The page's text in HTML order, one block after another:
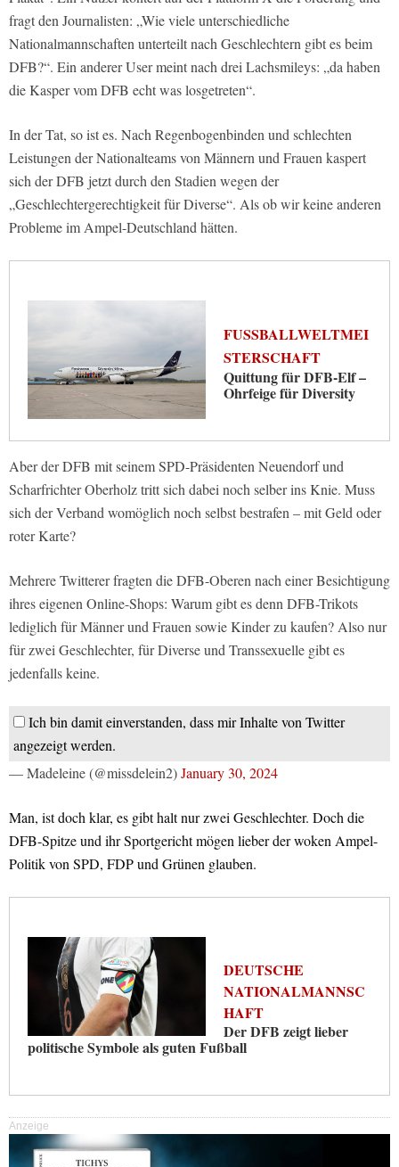
fragt den Journalisten: „Wie viele unterschiedliche
Nationalmannschaften unterteilt nach Geschlechtern gibt es beim
DFB?“. Ein anderer User meint nach drei Lachsmileys: „da haben
die Kasper vom DFB echt was losgetreten“.
In der Tat, so ist es. Nach Regenbogenbinden und schlechten
Leistungen der Nationalteams von Männern und Frauen kaspert
sich der DFB jetzt durch den Stadien wegen der
„Geschlechtergerechtigkeit für Diverse“. Als ob wir keine anderen
Probleme im Ampel-Deutschland hätten.
FUSSBALLWELTMEIS
TERSCHAFT
Quittung für DFB-Elf –
Ohrfeige für Diversity
Aber der DFB mit seinem SPD-Präsidenten Neuendorf und
Scharfrichter Oberholz tritt sich dabei noch selber ins Knie. Muss
sich der Verband womöglich noch selbst bestrafen – mit Geld oder
roter Karte?
Mehrere Twitterer fragten die DFB-Oberen nach einer Besichtigung
ihres eigenen Online-Shops: Warum gibt es denn DFB-Trikots
lediglich für Männer und Frauen sowie Kinder zu kaufen? Also nur
für zwei Geschlechter, für Diverse und Transsexuelle gibt es
jedenfalls keine.
Ich bin damit einverstanden, dass mir Inhalte von Twitter
angezeigt werden.
— Madeleine (@missdelein2)January 30, 2024
Man, ist doch klar, es gibt halt nur zwei Geschlechter. Doch die
DFB-Spitze und ihr Sportgericht mögen lieber der woken Ampel-
Politik von SPD, FDP und Grünen glauben.
DEUTSCHE
NATIONALMANNSC
HAFT
Der DFB zeigt lieber
politische Symbole als guten Fußball
Anzeige